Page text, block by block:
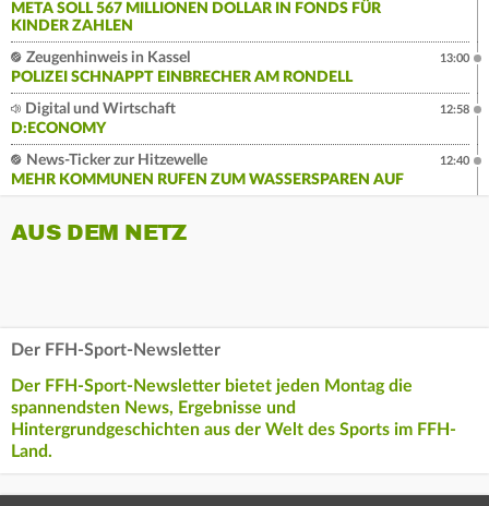
META SOLL 567 MILLIONEN DOLLAR IN FONDS FÜR
KINDER ZAHLEN
Zeugenhinweis in Kassel
POLIZEI SCHNAPPT EINBRECHER AM RONDELL
13:00
Digital und Wirtschaft
D:ECONOMY
12:58
News-Ticker zur Hitzewelle
MEHR KOMMUNEN RUFEN ZUM WASSERSPAREN AUF
12:40
AUS DEM NETZ
Der FFH-Sport-Newsletter
Der FFH-Sport-Newsletter bietet jeden Montag die
spannendsten News, Ergebnisse und
Hintergrundgeschichten aus der Welt des Sports im FFH-
Land.